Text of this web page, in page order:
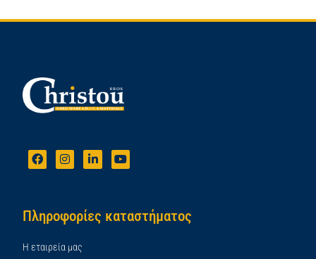
Πληροφορίες καταστήματος
Η εταιρεία μας